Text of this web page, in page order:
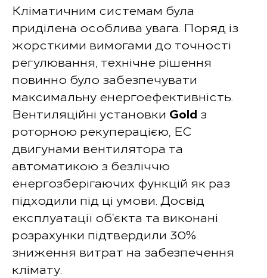
Кліматичним системам була
приділена особлива увага. Поряд із
жорсткими вимогами до точності
регулювання, технічне рішення
повинно було забезпечувати
максимальну енергоефективність.
Вентиляційні установки Gold з
роторною рекуперацією, ЕС
двигунами вентилятора та
автоматикою з безліччю
енергозберігаючих функцій як раз
підходили під ці умови. Досвід
експлуатації об’єкта та виконані
розрахунки підтвердили 30%
зниження витрат на забезпечення
клімату.